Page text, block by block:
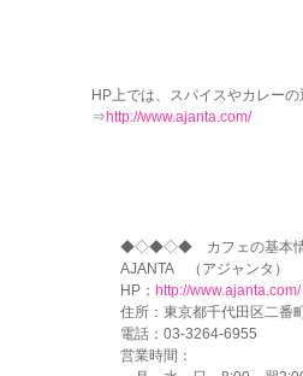
HP上では、スパイスやカレー
⇒ http://www.ajanta.com/
◆◇◆◇◆ カフェの基
AJANTA （アジャンタ）
HP： http://www.ajanta.com/
住所：東京都千代田区二番
電話：03-3264-6955
営業時間：